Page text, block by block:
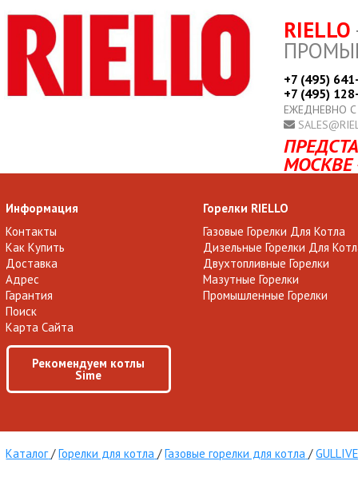
RIELLO
+7 (495)
+7 (495)
ЕЖЕДНЕВНО
МОСКВЕ
Информация
Контакты
Как Купить
Доставка
Адрес
Гарантия
Поиск
Карта Сайта
Рекомендуем котлы
Sime
Горелки RIELLO
Газовые Горелки Для Котла
Дизельные Горелки Для
Двухтопливные Горелки
Мазутные Горелки
Промышленные Горелки
Каталог /Горелки для котла /Газовые горелки для котла /